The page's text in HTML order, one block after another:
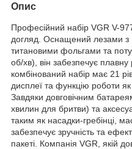
Опис
Професійний набір VGR V-
догляд. Оснащений лезами з
титановими фольгами та
об/хв), він забезпечує
комбінований набір має 21
дисплеї та функцію роботи як
Завдяки довговічним
хвилин для бритви) та
таким як насадки-гребінці,
забезпечує зручність та
пакеті. Компанія VGR, якій